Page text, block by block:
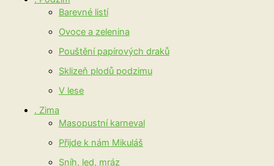
Barevné listí
Ovoce a zelenina
Pouštění papírových draků
Sklizeň plodů podzimu
V lese
. Zima
Masopustní karneval
Přijde k nám Mikuláš
Sníh, led, mráz